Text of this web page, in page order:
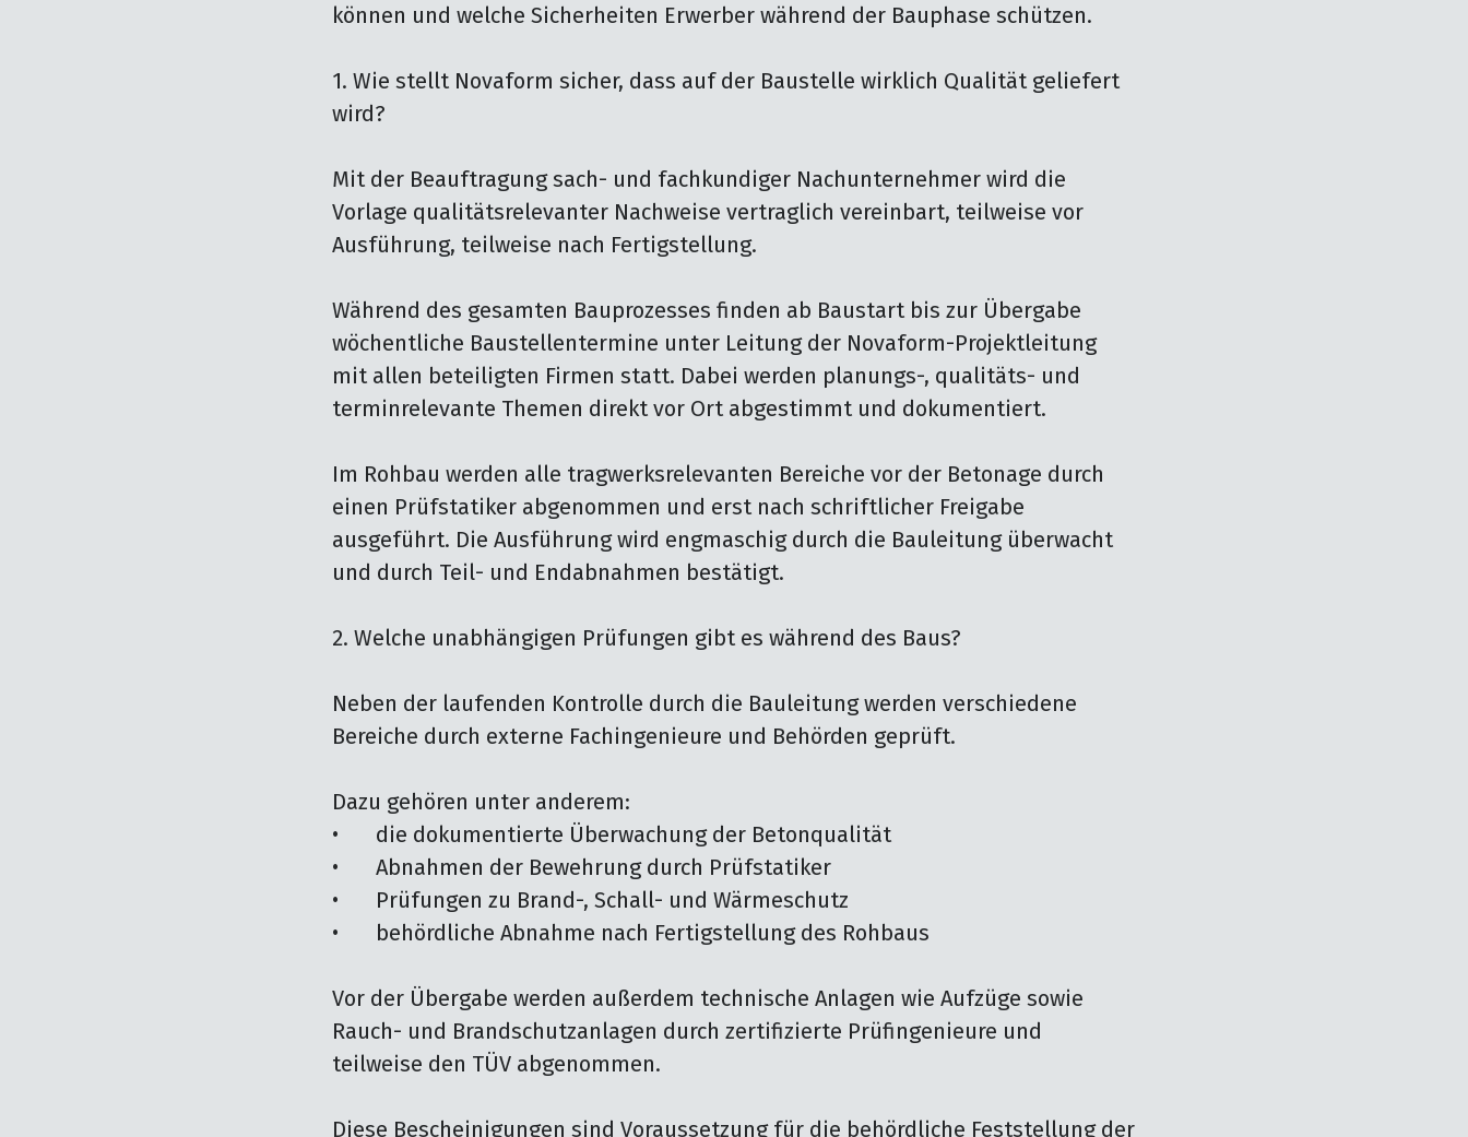
können und welche Sicherheiten Erwerber während der Bauphase schützen.
1. Wie stellt Novaform sicher, dass auf der Baustelle wirklich Qualität geliefert
wird?
Mit der Beauftragung sach- und fachkundiger Nachunternehmer wird die
Vorlage qualitätsrelevanter Nachweise vertraglich vereinbart, teilweise vor
Ausführung, teilweise nach Fertigstellung.
Während des gesamten Bauprozesses finden ab Baustart bis zur Übergabe
wöchentliche Baustellentermine unter Leitung der Novaform-Projektleitung
mit allen beteiligten Firmen statt. Dabei werden planungs-, qualitäts- und
terminrelevante Themen direkt vor Ort abgestimmt und dokumentiert.
Im Rohbau werden alle tragwerksrelevanten Bereiche vor der Betonage durch
einen Prüfstatiker abgenommen und erst nach schriftlicher Freigabe
ausgeführt. Die Ausführung wird engmaschig durch die Bauleitung überwacht
und durch Teil- und Endabnahmen bestätigt.
2. Welche unabhängigen Prüfungen gibt es während des Baus?
Neben der laufenden Kontrolle durch die Bauleitung werden verschiedene
Bereiche durch externe Fachingenieure und Behörden geprüft.
Dazu gehören unter anderem:
•	die dokumentierte Überwachung der Betonqualität
•	Abnahmen der Bewehrung durch Prüfstatiker
•	Prüfungen zu Brand-, Schall- und Wärmeschutz
•	behördliche Abnahme nach Fertigstellung des Rohbaus
Vor der Übergabe werden außerdem technische Anlagen wie Aufzüge sowie
Rauch- und Brandschutzanlagen durch zertifizierte Prüfingenieure und
teilweise den TÜV abgenommen.
Diese Bescheinigungen sind Voraussetzung für die behördliche Feststellung der